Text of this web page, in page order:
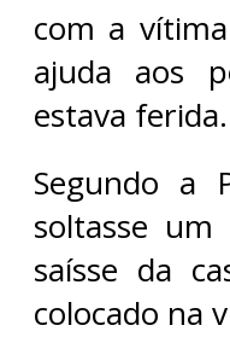
com a
ajuda aos
estava ferida.
Segundo a
soltasse
saísse da
colocado na